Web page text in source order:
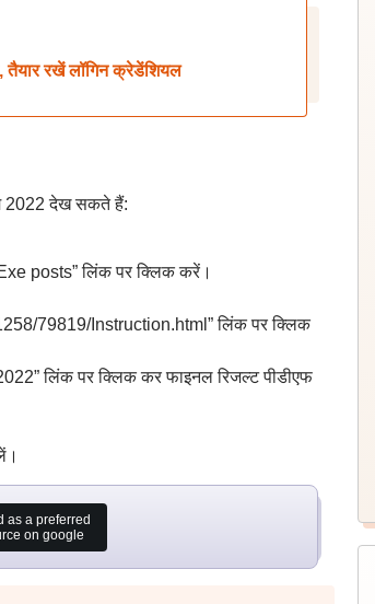
तैयार रखें लॉगिन क्रेडेंशियल
2022 देख सकते हैं:
posts” लिंक पर क्लिक करें।
79819/Instruction.html” लिंक पर क्लिक
लिंक पर क्लिक कर फाइनल रिजल्ट पीडीएफ
as a preferred
on google